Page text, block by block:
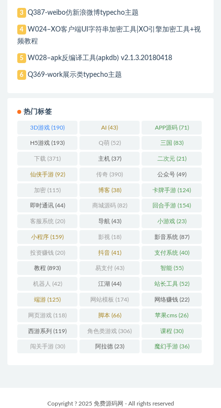
3 Q387-weibo仿新浪微博typecho主题
4
W024–XO客户端UI字符串加密工具|XO引擎加密工具+视
频教程
5 W028–apk反编译工具(apkdb) v2.1.3.20180418
6 Q369-work展示类typecho主题
热门标签
3D游戏 (190) AI (43) APP源码(71)
H5游戏 (193) Q萌 (52) 三国 (83)
下载 (371) 主机(37) 二次元(21)
仙侠手游(92) 传奇 (390) 公众号(49)
加密 (115) 博客(38) 卡牌手游 (124)
即时通讯(44) 商城源码(82) 回合手游 (154)
客服系统 (20) 导航(43) 小游戏(23)
小程序 (159) 影视(18) 影音系统 (87)
投资赚钱 (20) 抖音(41) 支付系统 (40)
教程 (893) 易支付(43) 智能(55)
机器人 (42) 江湖 (44) 站长工具(52)
端游 (125) 网站模板 (174) 网络赚钱(22)
网页游戏 (118) 脚本(66) 苹果cms (26)
西游系列 (119) 角色类游戏 (306) 课程 (30)
闯关手游(30) 阿拉德(23) 魔幻手游(36)
Copyright ? 2025 免费源码网 - All rights reserved